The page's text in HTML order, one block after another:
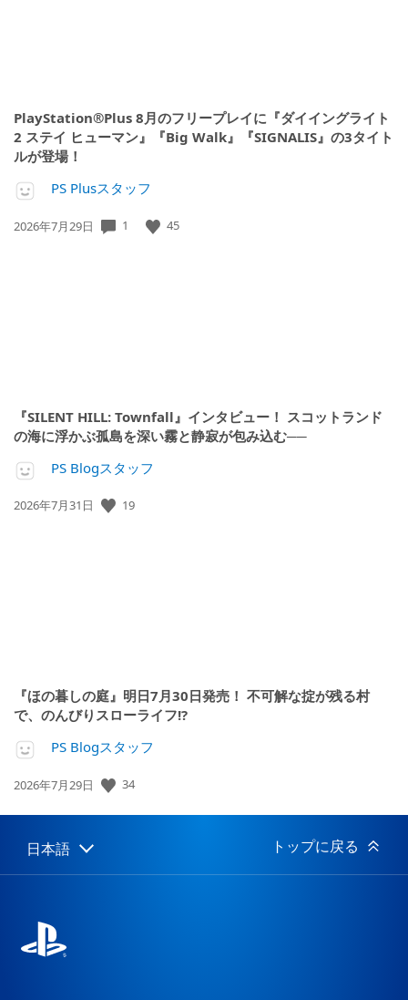
PlayStation®Plus 8月のフリープレイに『ダイイングライト
2 ステイ ヒューマン』『Big Walk』『SIGNALIS』の3タイト
ルが登場！
PS Plusスタッフ
公
2026年7月29日 1 45
『SILENT HILL: Townfall』インタビュー！ スコットランド
の海に浮かぶ孤島を深い霧と静寂が包み込む──
PS Blogスタッフ
公
2026年7月31日 19
『ほの暮しの庭』明日7月30日発売！ 不可解な掟が残る村
で、のんびりスローライフ!?
PS Blogスタッフ
公
日:
2026年7月29日 34
Select
a
Current
region:
日本語 トップに戻る